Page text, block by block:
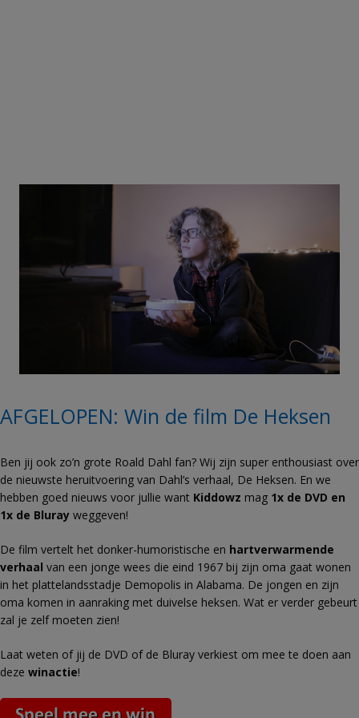
AFGELOPEN: Win de film De Heksen
Ben jij ook zo’n grote Roald Dahl fan? Wij zijn super enthousiast over
de nieuwste heruitvoering van Dahl’s verhaal, De Heksen. En we
hebben goed nieuws voor jullie want Kiddowz mag 1x de DVD en
1x de Bluray weggeven!
De film vertelt het donker-humoristische en hartverwarmende
verhaal van een jonge wees die eind 1967 bij zijn oma gaat wonen
in het plattelandsstadje Demopolis in Alabama. De jongen en zijn
oma komen in aanraking met duivelse heksen. Wat er verder gebeurt
zal je zelf moeten zien!
Laat weten of jij de DVD of de Bluray verkiest om mee te doen aan
deze winactie!